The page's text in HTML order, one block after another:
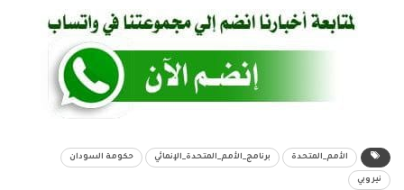
الأمم_المتحدة برنامج_الأمم_المتحدة_الإنمائي حكومة السودان
نيروبي